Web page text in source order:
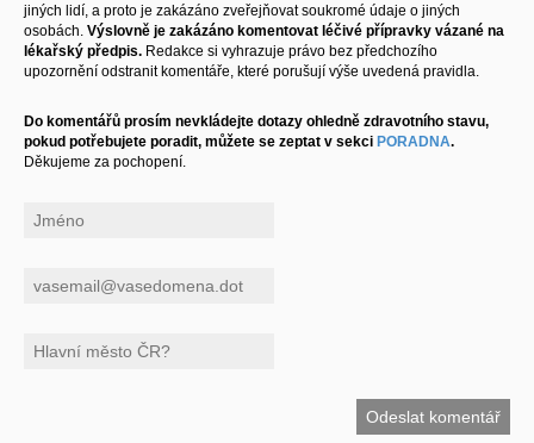
jiných lidí, a proto je zakázáno zveřejňovat soukromé údaje o jiných
osobách. Výslovně je zakázáno komentovat léčivé přípravky vázané na
lékařský předpis. Redakce si vyhrazuje právo bez předchozího
upozornění odstranit komentáře, které porušují výše uvedená pravidla.
Do komentářů prosím nevkládejte dotazy ohledně zdravotního stavu,
pokud potřebujete poradit, můžete se zeptat v sekci PORADNA.
Děkujeme za pochopení.